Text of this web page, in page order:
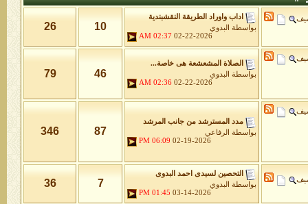
اداب واوراد الطريقة النقشبندية
بواسطة
البدوي
02-22-2026
02:37 AM
10
26
الصلاة المشعشعة هى خاصة...
بواسطة
البدوي
02-22-2026
02:36 AM
46
79
مدد المسترشد من جانب المرشد
بواسطة
الرفاعي
02-19-2026
06:09 PM
87
346
التحصين لسيدى احمد البدوى
بواسطة
البدوي
03-14-2026
01:45 PM
7
36